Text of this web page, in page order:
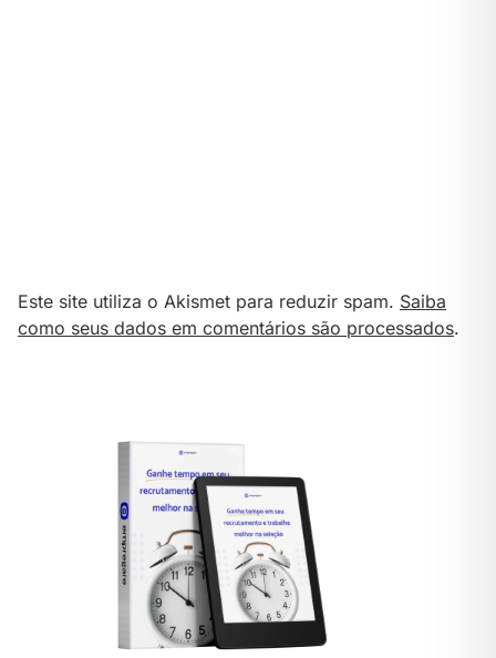
Este site utiliza o Akismet para reduzir spam. Saiba
como seus dados em comentários são processados.